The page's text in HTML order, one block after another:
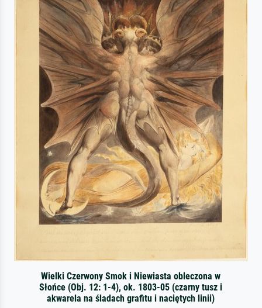
Wielki Czerwony Smok i Niewiasta obleczona w
Słońce (Obj. 12: 1-4), ok. 1803-05 (czarny tusz i
akwarela na śladach grafitu i naciętych linii)